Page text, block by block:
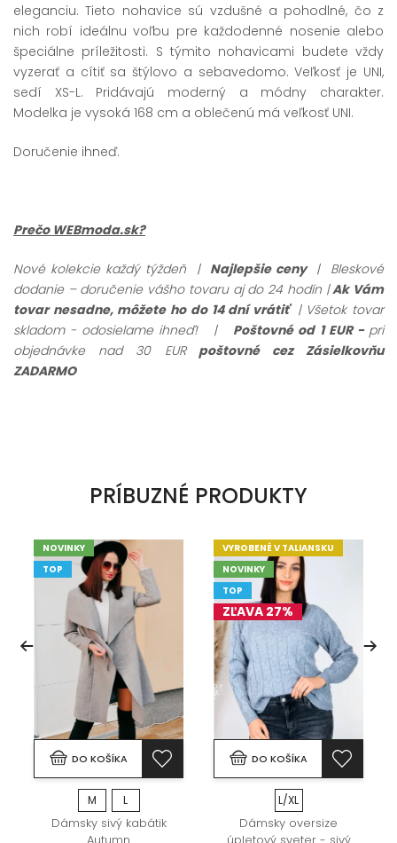
eleganciu. Tieto nohavice sú vzdušné a pohodlné, čo z
nich robí ideálnu voľbu pre každodenné nosenie alebo
špeciálne príležitosti. S týmito nohavicami budete vždy
vyzerať a cítiť sa štýlovo a sebavedomo. Veľkosť je UNI,
sedí XS-L. Pridávajú moderný a módny charakter.
Modelka je vysoká 168 cm a oblečenú má veľkosť UNI.
Doručenie ihneď.
Prečo WEBmoda.sk?
Nové kolekcie každý týždeň |Najlepšie ceny | Bleskové
dodanie – doručenie vášho tovaru aj do 24 hodín |Ak Vám
tovar nesadne, môžete ho do 14 dní vrátiť | Všetok tovar
skladom - odosielame ihneď!
| Poštovné od 1 EUR - pri
objednávke nad 30 EURpoštovné cez Zásielkovňu
ZADARMO
PRÍBUZNÉ PRODUKTY
NOVINKY
TOP
DO KOŠÍKA
M L
Dámsky sivý kabátik
VYROBENÉ V TALIANSKU
NOVINKY
TOP
ZĽAVA 27%
DO KOŠÍKA
L/XL
Dámsky oversize